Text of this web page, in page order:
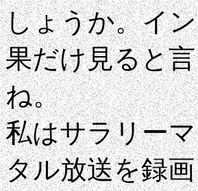
しょうか。イ
果だけ見ると
ね。
私はサラリー
タル放送を録